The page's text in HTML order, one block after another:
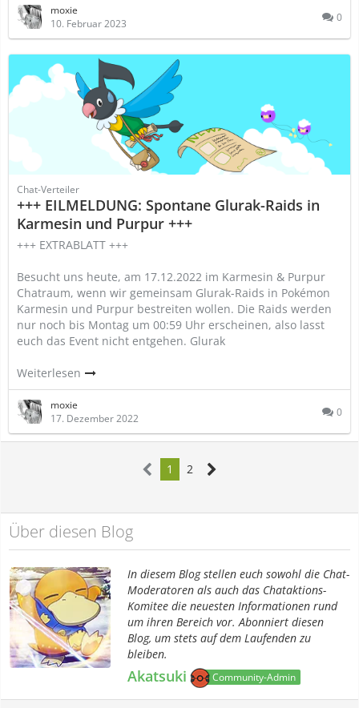
moxie
10. Februar 2023
0
Chat-Verteiler
+++ EILMELDUNG: Spontane Glurak-Raids in
Karmesin und Purpur +++
+++ EXTRABLATT +++
Besucht uns heute, am 17.12.2022 im Karmesin & Purpur
Chatraum, wenn wir gemeinsam Glurak-Raids in Pokémon
Karmesin und Purpur bestreiten wollen. Die Raids werden
nur noch bis Montag um 00:59 Uhr erscheinen, also lasst
euch das Event nicht entgehen. Glurak
Weiterlesen
moxie
17. Dezember 2022
0
1 2
Über diesen Blog
In diesem Blog stellen euch sowohl die Chat-
Moderatoren als auch das Chataktions-
Komitee die neuesten Informationen rund
um ihren Bereich vor. Abonniert diesen
Blog, um stets auf dem Laufenden zu
bleiben.
Akatsuki Community-Admin